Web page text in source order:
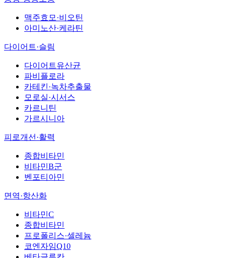
맥주효모·비오틴
아미노산·케라틴
다이어트·슬림
다이어트유산균
파비플로라
카테킨·녹차추출물
모로실·시서스
카르니틴
가르시니아
피로개선·활력
종합비타민
비타민B군
벤포티아민
면역·항산화
비타민C
종합비타민
프로폴리스·셀레늄
코엔자임Q10